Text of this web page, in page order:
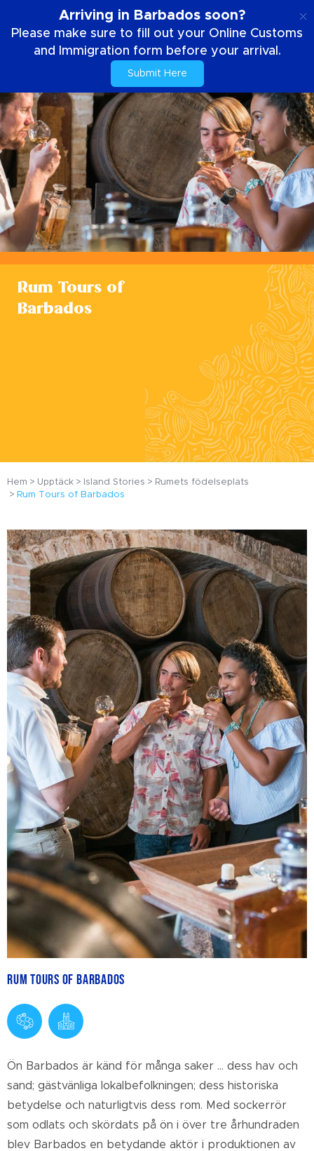
Arriving in Barbados soon?
Please make sure to fill out your Online Customs
and Immigration form before your arrival.
Submit Here
Rum Tours of
Barbados
Hem Upptäck Island Stories
Rumets födelseplats
Rum Tours of Barbados
Rum Tours of Barbados
Ön Barbados är känd för många saker ... dess hav och
sand; gästvänliga lokalbefolkningen; dess historiska
betydelse och naturligtvis dess rom. Med sockerrör
som odlats och skördats på ön i över tre århundraden
blev Barbados en betydande aktör i produktionen av